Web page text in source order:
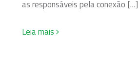
as responsáveis pela conexão […]
Leia mais